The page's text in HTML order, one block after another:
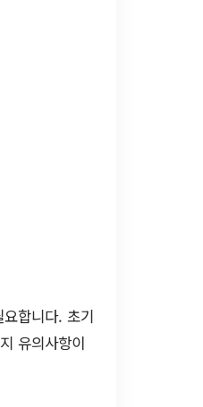
합니다. 초기
유의사항이